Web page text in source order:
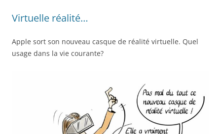
Virtuelle réalité…
Apple sort son nouveau casque de réalité virtuelle. Quel
usage dans la vie courante?